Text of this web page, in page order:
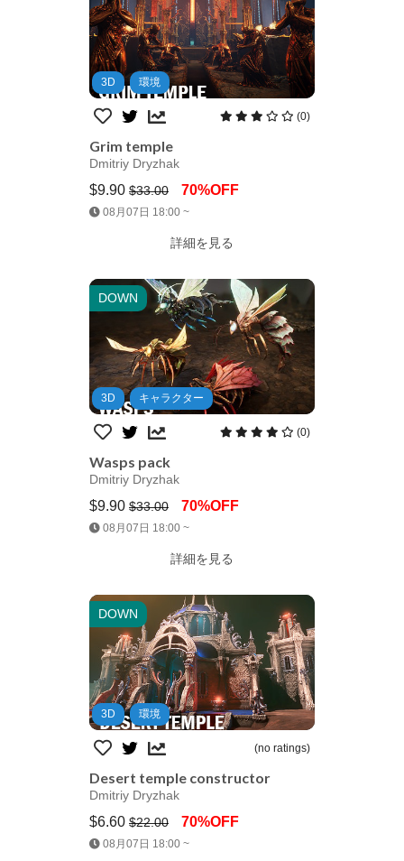
3D 環境
(0)
Grim temple
Dmitriy Dryzhak
$9.90 $33.00 70%OFF
08月07日 18:00 ~
詳細を見る
DOWN
Jump AssetStore
3D キャラクター
(0)
Wasps pack
Dmitriy Dryzhak
$9.90 $33.00 70%OFF
08月07日 18:00 ~
詳細を見る
DOWN
Jump AssetStore
3D 環境
(no ratings)
Desert temple constructor
Dmitriy Dryzhak
$6.60 $22.00 70%OFF
08月07日 18:00 ~Jump AssetStore